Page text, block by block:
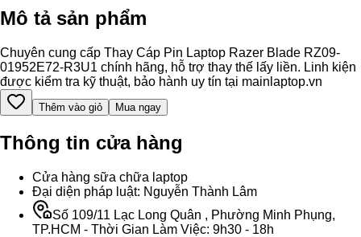
Mô tả sản phẩm
Chuyên cung cấp Thay Cáp Pin Laptop Razer Blade RZ09-
01952E72-R3U1 chính hãng, hỗ trợ thay thế lấy liền. Linh kiện
được kiểm tra kỹ thuật, bảo hành uy tín tại mainlaptop.vn
Thêm vào giỏ Mua ngay
Thông tin cửa hàng
Cửa hàng sữa chữa laptop
Đại diện pháp luật: Nguyễn Thành Lâm
Số 109/11 Lạc Long Quân , Phường Minh Phụng,
TP.HCM - Thời Gian Làm Việc: 9h30 - 18h